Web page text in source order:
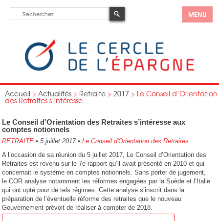
MENU
Accueil > Actualités > Retraite > 2017 > Le Conseil d’Orientation
des Retraites s’intéresse...
Le Conseil d’Orientation des Retraites s’intéresse aux
comptes notionnels
RETRAITE • 5 juillet 2017• Le Conseil d'Orientation des Retraites
A l’occasion de sa réunion du 5 juillet 2017, Le Conseil d’Orientation des
Retraites est revenu sur le 7e rapport qu’il avait présenté en 2010 et qui
concernait le système en comptes notionnels. Sans porter de jugement,
le COR analyse notamment les réformes engagées par la Suède et l’Italie
qui ont opté pour de tels régimes. Cette analyse s’inscrit dans la
préparation de l’éventuelle réforme des retraites que le nouveau
Gouvernement prévoit de réaliser à compter de 2018.